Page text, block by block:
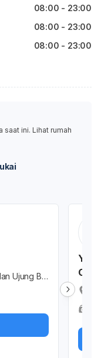
08:00 - 23:00
08:00 - 23:00
08:00 - 23:00
ini. Lihat rumah
Ujung Bo
Selatan, I